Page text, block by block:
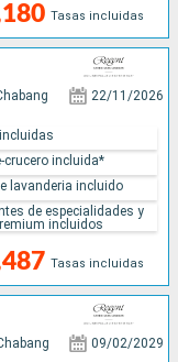
Tasas incluidas
22/11/2026
Tasas incluidas
crucero incluida*
lavanderia incluido
de especialidades y
incluidos
09/02/2029